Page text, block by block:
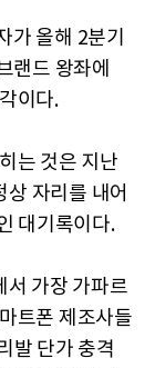
가 올해 2분기
랜드 왕좌에
이다.
는 것은 지난
자리를 내어
대기록이다.
서 가장 가파르
트폰 제조사들
발 단가 충격